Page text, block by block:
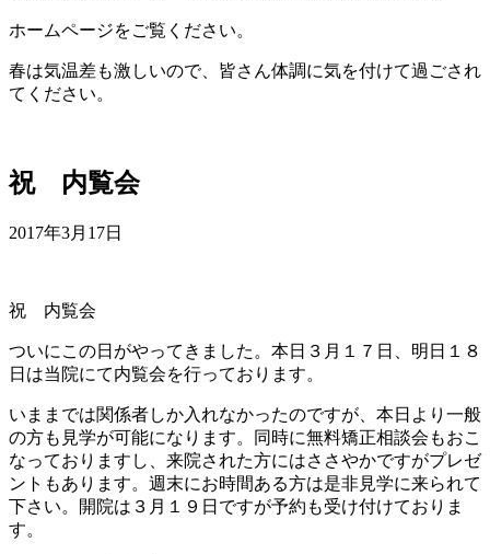
ホームページをご覧ください。
春は気温差も激しいので、皆さん体調に気を付けて過ごされ
てください。
祝 内覧会
2017年3月17日
祝 内覧会
ついにこの日がやってきました。本日３月１７日、明日１８
日は当院にて内覧会を行っております。
いままでは関係者しか入れなかったのですが、本日より一般
の方も見学が可能になります。同時に無料矯正相談会もおこ
なっておりますし、来院された方にはささやかですがプレゼ
ントもあります。週末にお時間ある方は是非見学に来られて
下さい。開院は３月１９日ですが予約も受け付けておりま
す。